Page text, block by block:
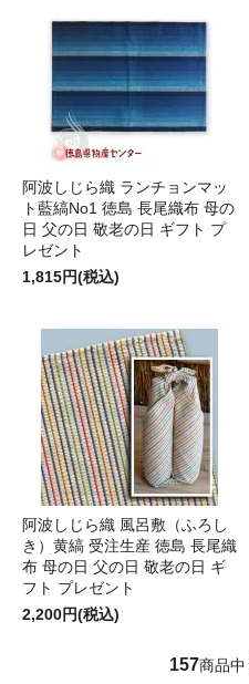
阿波しじら織 ランチョンマッ
ト藍縞No1 徳島 長尾織布 母の
日 父の日 敬老の日 ギフト プ
レゼント
1,815円(税込)
阿波しじら織 風呂敷（ふろし
き）黄縞 受注生産 徳島 長尾織
布 母の日 父の日 敬老の日 ギ
フト プレゼント
2,200円(税込)
157商品中